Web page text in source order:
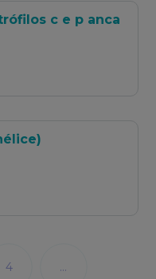
c e p anca
4 …